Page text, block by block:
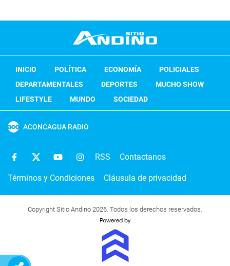
INICIO POLÍTICA ECONOMÍA
POLICIALES
DEPARTAMENTALES
DEPORTES
MUCHO SHOW
LIFESTYLE
MUNDO SOCIEDAD
ACONCAGUA RADIO
RSS Contactanos
Términos y Condiciones Cláusula de privacidad
Copyright Sitio Andino 2026. Todos los derechos reservados.